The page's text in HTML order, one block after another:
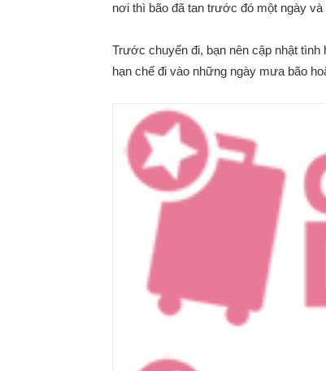
nơi thì bão đã tan trước đó một ngày và
Trước chuyến đi, bạn nên cập nhật
hạn chế đi vào những ngày mưa bão